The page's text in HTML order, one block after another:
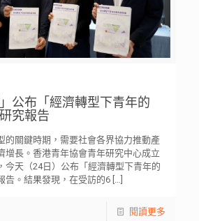
公布「經濟轉型下青年的
究報告
的關鍵時期，需要社會各界協力推動產
增長。香港青年協會青年研究中心成立
今天（24日）公布「經濟轉型下青年的
告。結果發現，在受訪的6[…]
閱讀更多